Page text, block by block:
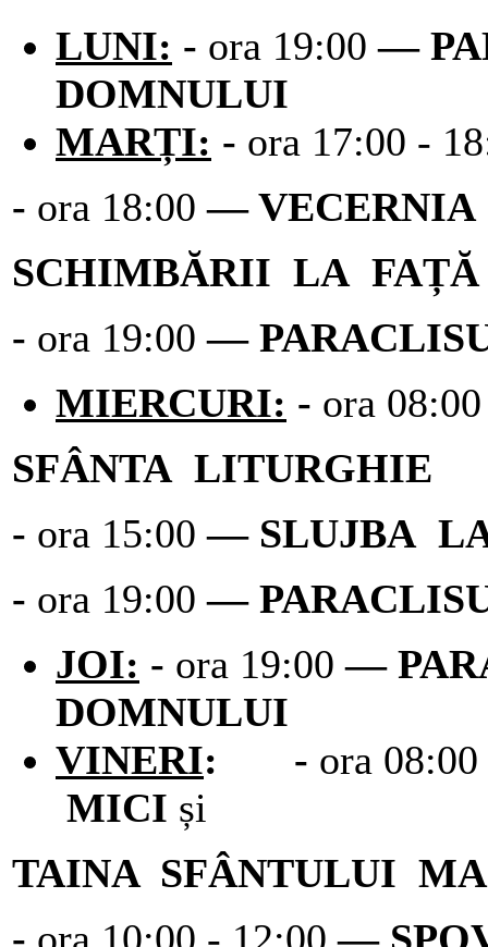
LUNI: - ora 19:00―
DOMNULUI
MARȚI: - ora 17:00 -
- ora 18:00―
SCHIMBĂRII LA FAȚĂ
- ora 19:00―
MIERCURI: - ora
SFÂNTA LITURGHIE
- ora 15:00― SLUJBA
- ora 19:00―
JOI: - ora 19:00―
DOMNULUI
VINERI: - ora 08:00
MICI și
TAINA SFÂNTULUI